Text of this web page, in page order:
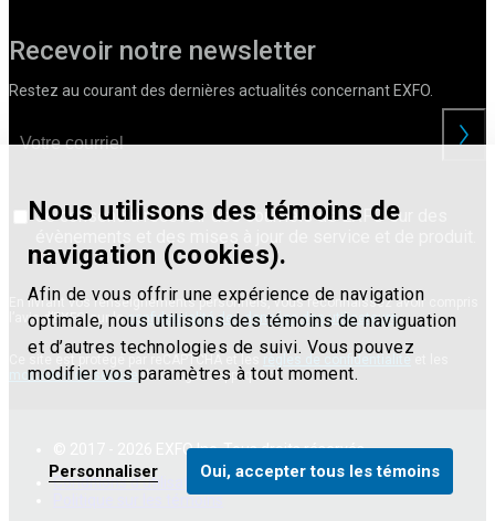
Nous utilisons des témoins de
navigation (cookies).
Afin de vous offrir une expérience de navigation
optimale, nous utilisons des témoins de naviguation
et d’autres technologies de suivi. Vous pouvez
modifier vos paramètres à tout moment.
Oui, accepter tous les témoins
Personnaliser
Recevoir notre newsletter
Restez au courant des dernières actualités concernant EXFO.
Je consens à recevoir des courriels de EXFO sur des
En livrant vos renseignements personnels, vous reconnaissez avoir compris
l’avis d’EXFO sur la confidentialité des données des utilisateurs.
Ce site est protégé par reCAPTCHA et les règles de confidentialité
modalités de service de Google s’appliquent.
© 2017 - 2026 EXFO Inc. Tous droits réservés.
Conditions d'utilisation Déclaration de confidentialité
Politique sur les témoins